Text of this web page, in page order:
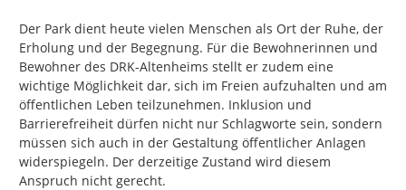
Der Park dient heute vielen Menschen als Ort der Ruhe, der
Erholung und der Begegnung. Für die Bewohnerinnen und
Bewohner des DRK-Altenheims stellt er zudem eine
wichtige Möglichkeit dar, sich im Freien aufzuhalten und am
öffentlichen Leben teilzunehmen. Inklusion und
Barrierefreiheit dürfen nicht nur Schlagworte sein, sondern
müssen sich auch in der Gestaltung öffentlicher Anlagen
widerspiegeln. Der derzeitige Zustand wird diesem
Anspruch nicht gerecht.